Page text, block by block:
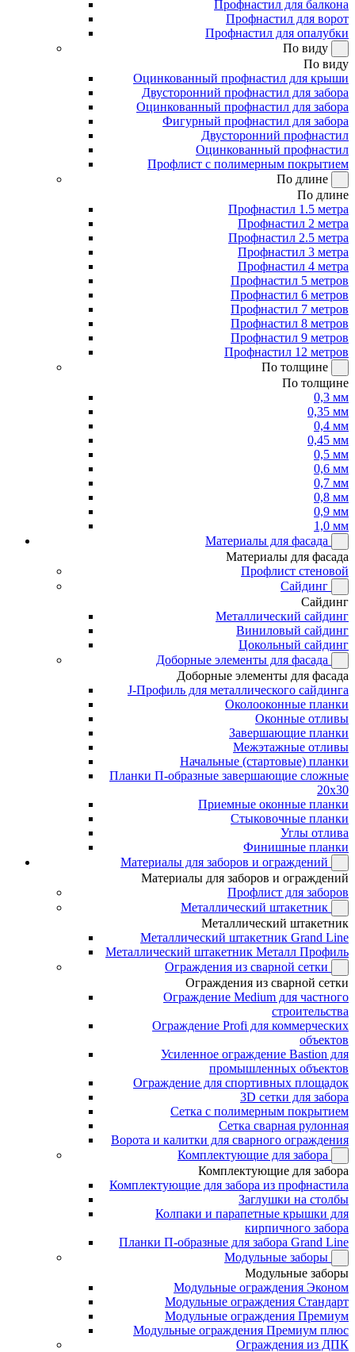
Профнастил для балкона
Профнастил для ворот
Профнастил для опалубки
По виду
По виду
Оцинкованный профнастил для крыши
Двусторонний профнастил для забора
Оцинкованный профнастил для забора
Фигурный профнастил для забора
Двусторонний профнастил
Оцинкованный профнастил
Профлист с полимерным покрытием
По длине
По длине
Профнастил 1.5 метра
Профнастил 2 метра
Профнастил 2.5 метра
Профнастил 3 метра
Профнастил 4 метра
Профнастил 5 метров
Профнастил 6 метров
Профнастил 7 метров
Профнастил 8 метров
Профнастил 9 метров
Профнастил 12 метров
По толщине
По толщине
0,3 мм
0,35 мм
0,4 мм
0,45 мм
0,5 мм
0,6 мм
0,7 мм
0,8 мм
0,9 мм
1,0 мм
Материалы для фасада
Материалы для фасада
Профлист стеновой
Сайдинг
Сайдинг
Металлический сайдинг
Виниловый сайдинг
Цокольный сайдинг
Доборные элементы для фасада
Доборные элементы для фасада
J-Профиль для металлического сайдинга
Околооконные планки
Оконные отливы
Завершающие планки
Межэтажные отливы
Начальные (стартовые) планки
Планки П-образные завершающие сложные
20x30
Приемные оконные планки
Стыковочные планки
Углы отлива
Финишные планки
Материалы для заборов и ограждений
Материалы для заборов и ограждений
Профлист для заборов
Металлический штакетник
Металлический штакетник
Металлический штакетник Grand Line
Металлический штакетник Металл Профиль
Ограждения из сварной сетки
Ограждения из сварной сетки
Ограждение Medium для частного
строительства
Ограждение Profi для коммерческих
объектов
Усиленное ограждение Bastion для
промышленных объектов
Ограждение для спортивных площадок
3D сетки для забора
Сетка с полимерным покрытием
Сетка сварная рулонная
Ворота и калитки для сварного ограждения
Комплектующие для забора
Комплектующие для забора
Комплектующие для забора из профнастила
Заглушки на столбы
Колпаки и парапетные крышки для
кирпичного забора
Планки П-образные для забора Grand Line
Модульные заборы
Модульные заборы
Модульные ограждения Эконом
Модульные ограждения Стандарт
Модульные ограждения Премиум
Модульные ограждения Премиум плюс
Ограждения из ДПК